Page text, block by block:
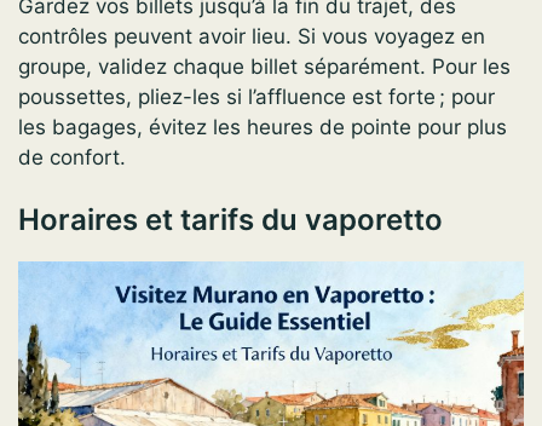
Gardez vos billets jusqu’à la fin du trajet, des
contrôles peuvent avoir lieu. Si vous voyagez en
groupe, validez chaque billet séparément. Pour les
poussettes, pliez-les si l’affluence est forte ; pour
les bagages, évitez les heures de pointe pour plus
de confort.
Horaires et tarifs du vaporetto